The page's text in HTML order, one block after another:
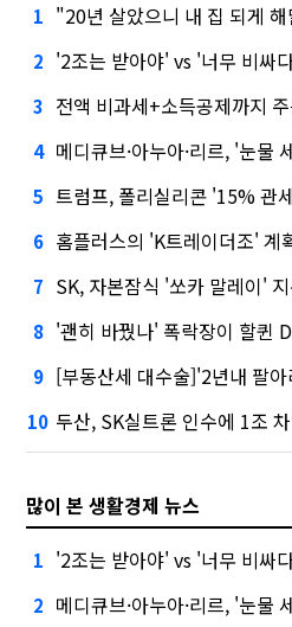
1 "20년 살았으니 내 집 되게
2 '2조는 받아야' vs '너무 비싸
3 전액 비과세+소득공제까지
4 메디큐브·아누아·리르, '눈물
5 트럼프, 폴리실리콘 '15% 관세'
6 홈플러스의 'K트레이더조'
7 SK, 자본잠식 '쏘카 말레이'
8 '괜히 바꿨나' 폭락장이 할퀸 DC
9 [부동산세 대수술]'2년내 팔
10 두산, SK실트론 인수에 1조
많이 본 생활경제 뉴스
1 '2조는 받아야' vs '너무 비싸
2 메디큐브·아누아·리르, '눈물